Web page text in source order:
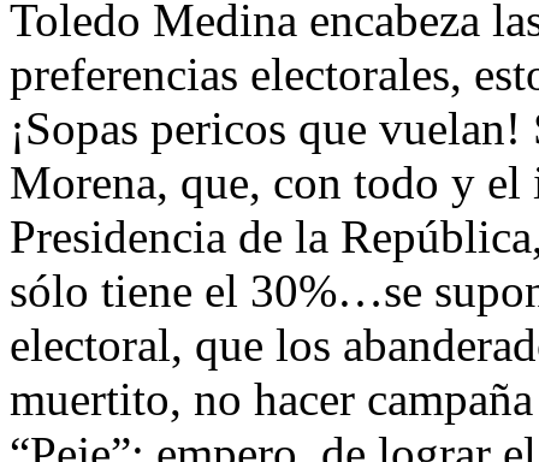
Toledo Medina encabeza
preferencias electorales,
¡Sopas pericos que
Morena, que, con todo y
Presidencia de la
sólo tiene el 30%…se
electoral, que los
muertito, no hacer